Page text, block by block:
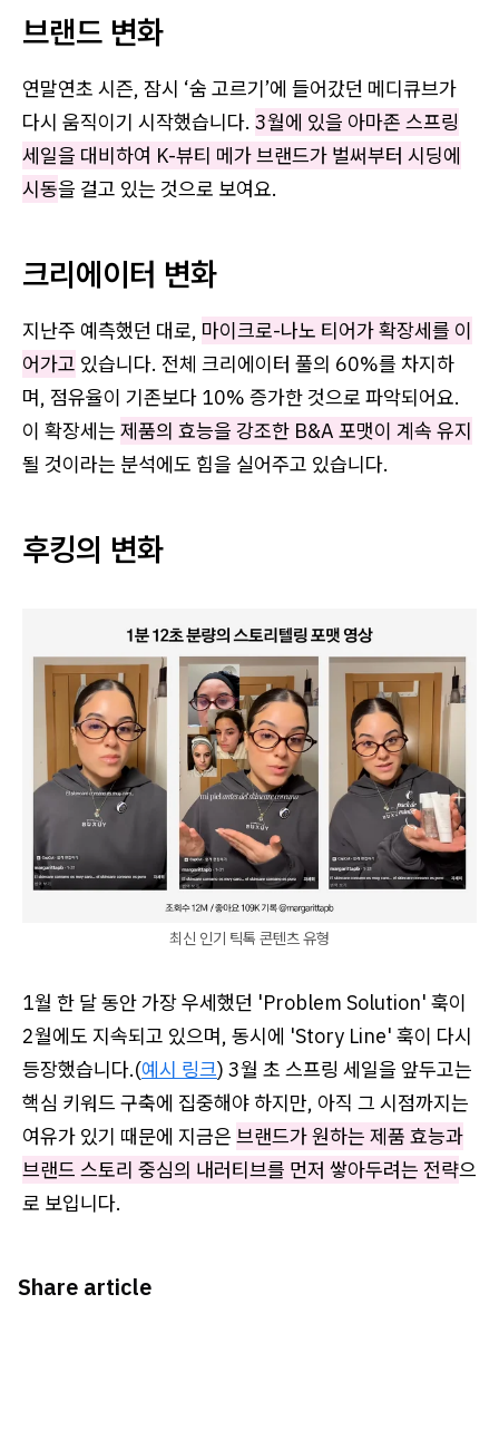
브랜드 변화
연말연초 시즌, 잠시 ‘숨 고르기’에 들어갔던 메디큐브가
다시 움직이기 시작했습니다. 3월에 있을 아마존 스프링
세일을 대비하여 K-뷰티 메가 브랜드가 벌써부터 시딩에
시동을 걸고 있는 것으로 보여요.
크리에이터 변화
지난주 예측했던 대로, 마이크로-나노 티어가 확장세를 이
어가고 있습니다. 전체 크리에이터 풀의 60%를 차지하
며, 점유율이 기존보다 10% 증가한 것으로 파악되어요.
이 확장세는 제품의 효능을 강조한 B&A 포맷이 계속 유지
될 것이라는 분석에도 힘을 실어주고 있습니다.
후킹의 변화
최신 인기 틱톡 콘텐츠 유형
1월 한 달 동안 가장 우세했던 'Problem Solution' 훅이
2월에도 지속되고 있으며, 동시에 'Story Line' 훅이 다시
등장했습니다.(예시 링크) 3월 초 스프링 세일을 앞두고는
핵심 키워드 구축에 집중해야 하지만, 아직 그 시점까지는
여유가 있기 때문에 지금은 브랜드가 원하는 제품 효능과
브랜드 스토리 중심의 내러티브를 먼저 쌓아두려는 전략으
로 보입니다.
Share article